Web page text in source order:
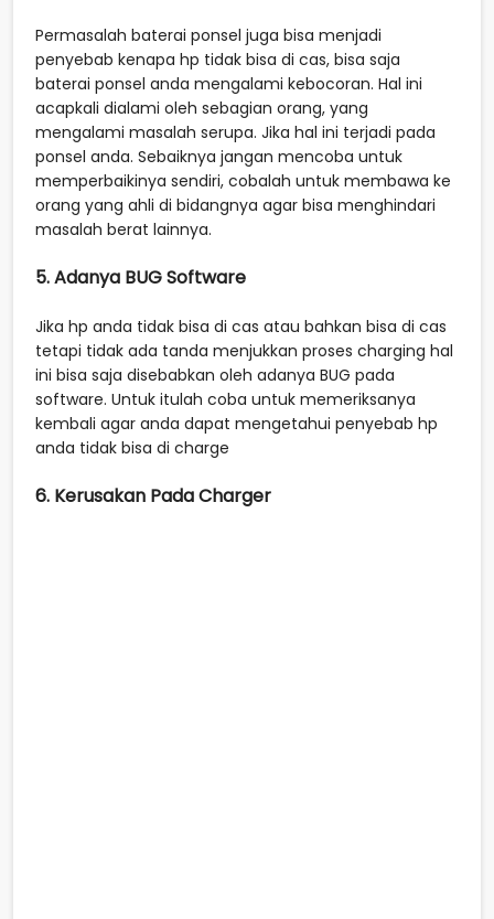
Permasalah baterai ponsel juga bisa menjadi
penyebab kenapa hp tidak bisa di cas, bisa saja
baterai ponsel anda mengalami kebocoran. Hal ini
acapkali dialami oleh sebagian orang, yang
mengalami masalah serupa. Jika hal ini terjadi pada
ponsel anda. Sebaiknya jangan mencoba untuk
memperbaikinya sendiri, cobalah untuk membawa ke
orang yang ahli di bidangnya agar bisa menghindari
masalah berat lainnya.
5. Adanya BUG Software
Jika hp anda tidak bisa di cas atau bahkan bisa di cas
tetapi tidak ada tanda menjukkan proses charging hal
ini bisa saja disebabkan oleh adanya BUG pada
software. Untuk itulah coba untuk memeriksanya
kembali agar anda dapat mengetahui penyebab hp
anda tidak bisa di charge
6. Kerusakan Pada Charger